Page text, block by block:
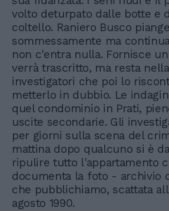
volto deturpato dalle botte e
coltello. Raniero Busco piange
sommessamente ma
non c'entra nulla. Fornisce
verrà trascritto, ma resta
investigatori che poi lo
metterlo in dubbio. Le
quel condominio in Prati,
uscite secondarie. Gli
per giorni sulla scena del
mattina dopo qualcuno si è
ripulire tutto l'appartamento
documenta la foto - archivio
che pubblichiamo, scattata
agosto 1990.